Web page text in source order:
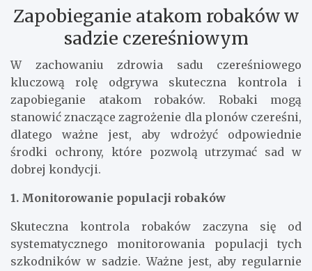
Zapobieganie atakom robaków w
sadzie czereśniowym
W zachowaniu zdrowia sadu czereśniowego
kluczową rolę odgrywa skuteczna kontrola i
zapobieganie atakom robaków. Robaki mogą
stanowić znaczące zagrożenie dla plonów czereśni,
dlatego ważne jest, aby wdrożyć odpowiednie
środki ochrony, które pozwolą utrzymać sad w
dobrej kondycji.
1. Monitorowanie populacji robaków
Skuteczna kontrola robaków zaczyna się od
systematycznego monitorowania populacji tych
szkodników w sadzie. Ważne jest, aby regularnie